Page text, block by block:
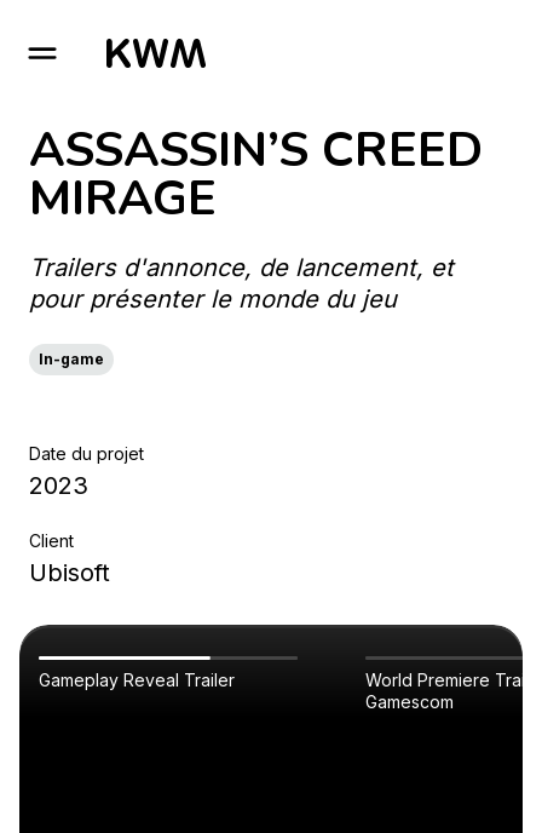
GO TO HOMEPAGE
ASSASSIN’S CREED
MIRAGE
Trailers d'annonce, de lancement, et
pour présenter le monde du jeu
In-game
Date du projet
2023
Client
Ubisoft
Gameplay Reveal Trailer
World Premiere
Gamescom